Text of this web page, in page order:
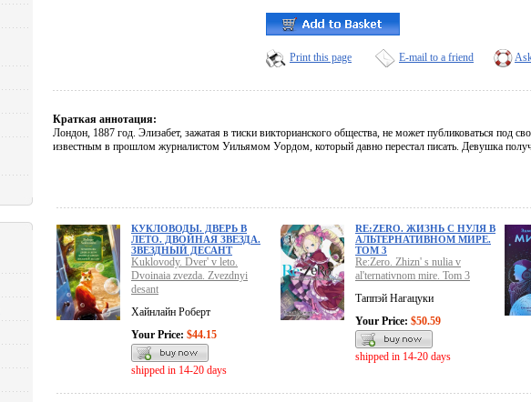
Print this page E-mail to a friend
Краткая аннотация:
Лондон, 1887 год. Элизабет, зажатая в тиски викторианского общества, не может публиковаться под
известным в прошлом журналистом Уильямом Уордом, который давно перестал писать. Девушка
КУКЛОВОДЫ. ДВЕРЬ В
ЛЕТО. ДВОЙНАЯ ЗВЕЗДА.
ЗВЕЗДНЫЙ ДЕСАНТ
Kuklovody. Dver' v leto.
Dvoinaia zvezda. Zvezdnyi
desant
Хайнлайн Роберт
Your Price: $44.15
shipped in 14-20 days
RE:ZERO. ЖИЗНЬ С НУЛЯ В
АЛЬТЕРНАТИВНОМ МИРЕ.
ТОМ 3
Re:Zero. Zhizn' s nulia v
al'ternativnom mire. Tom 3
Таппэй Нагацуки
Your Price: $50.59
shipped in 14-20 days